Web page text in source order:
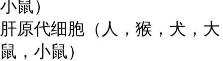
小鼠）
肝原代细胞（人，猴，犬，大
鼠，小鼠）